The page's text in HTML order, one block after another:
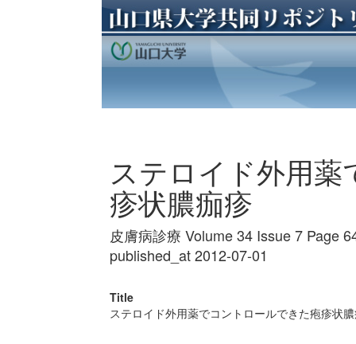
ステロイド外用
疹状膿痂疹
皮膚病診療 Volume 34 Issue 7 Page
published_at 2012-07-01
Title
ステロイド外用薬でコントロールできた疱疹状